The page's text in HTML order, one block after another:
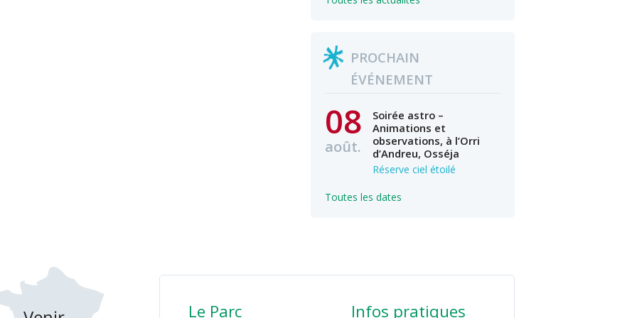
PROCHAIN
ÉVÉNEMENT
08
août.
Soirée astro –
Animations et
observations, à l’Orri
d’Andreu, Osséja
Réserve ciel étoilé
Toutes les dates
Le Parc Infos pratiques